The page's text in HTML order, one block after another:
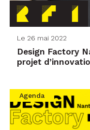
Le 26 mai 2022
Design Factory
projet
Agenda